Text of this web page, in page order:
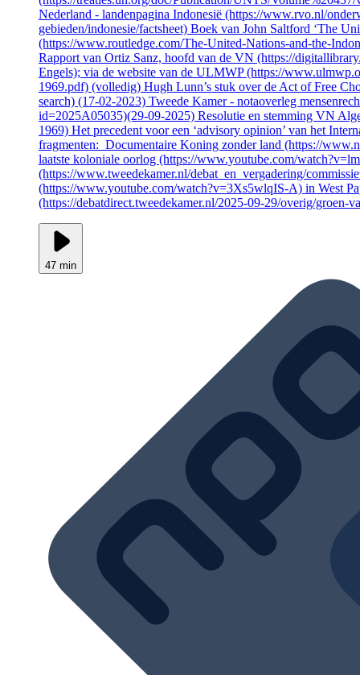
Nederland - landenpagina Indonesië (https://www.rvo.nl/
gebieden/indonesie/factsheet) Boek van John Saltford ‘The
(https://www.routledge.com/The-United-Nations-and-the-
Rapport van Ortiz Sanz, hoofd van de VN (https://
Engels); via de website van de ULMWP (https://
1969.pdf) (volledig) Hugh Lunn’s stuk over de Act of Free
search) (17-02-2023) Tweede Kamer - notaoverleg
id=2025A05035)(29-09-2025) Resolutie en stemming VN
1969) Het precedent voor een ‘advisory opinion’ van het
fragmenten: Documentaire Koning zonder land (https://
laatste koloniale oorlog (https://www.youtube.com/
(https://www.tweedekamer.nl/debat_en_vergadering/
(https://www.youtube.com/watch?v=3Xs5wlqIS-A) in West
(https://debatdirect.tweedekamer.nl/2025-09-29/overig/groen-
47 min